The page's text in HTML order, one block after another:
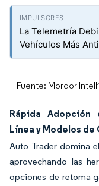
La Telemetría
Vehículos Más
Fuente: Mordor
Rápida Adopción
Línea y Modelos
Auto Trader domina
aprovechando las
opciones de retoma